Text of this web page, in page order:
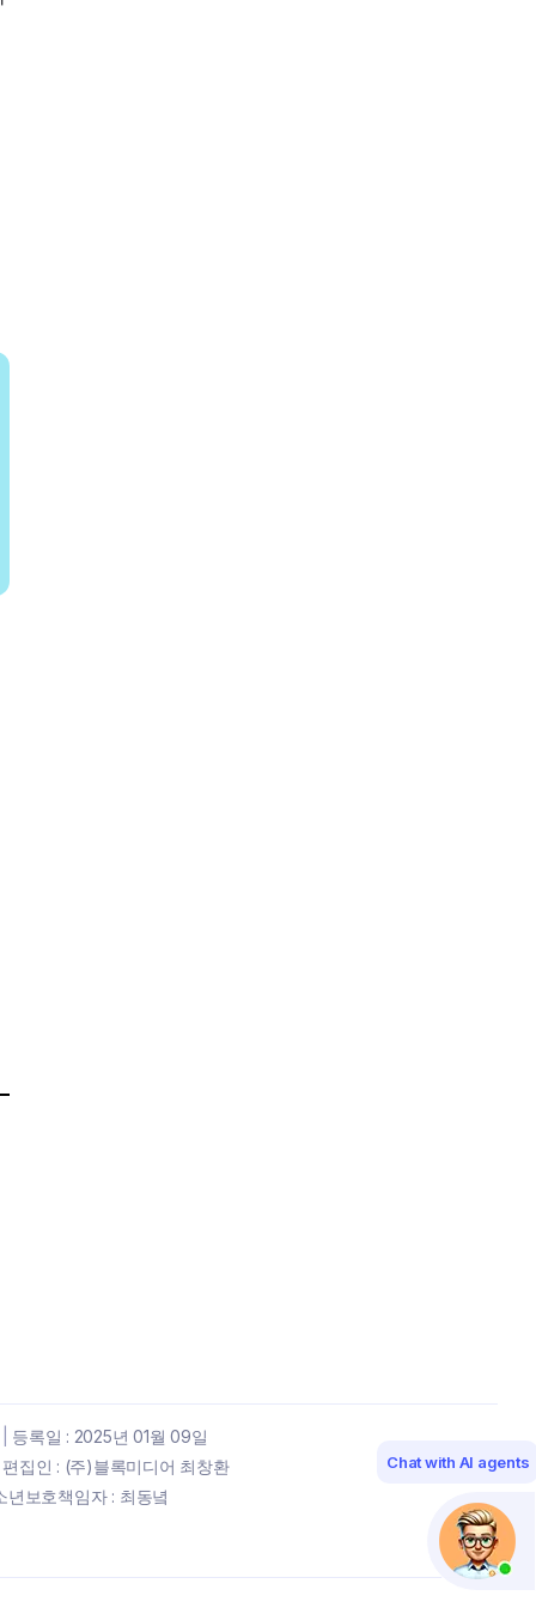
등록일 : 2025년 01월 09일
집인 : (주)블록미디어 최창환
보호책임자 : 최동녘
Chat with AI agents